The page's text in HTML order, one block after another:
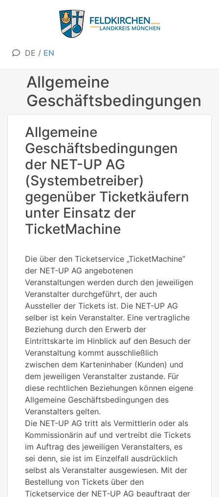
DE / EN
Allgemeine
Geschäftsbedingungen
Allgemeine
Geschäftsbedingungen
der NET-UP AG
(Systembetreiber)
gegenüber Ticketkäufern
unter Einsatz der
TicketMachine
Die über den Ticketservice „TicketMachine“
der NET-UP AG angebotenen
Veranstaltungen werden durch den jeweiligen
Veranstalter durchgeführt, der auch
Aussteller der Tickets ist. Die NET-UP AG
selber ist kein Veranstalter. Eine vertragliche
Beziehung durch den Erwerb der
Eintrittskarte im Hinblick auf den Besuch der
Veranstaltung kommt ausschließlich
zwischen dem Karteninhaber (Kunden) und
dem jeweiligen Veranstalter zustande. Für
diese rechtlichen Beziehungen können eigene
Allgemeine Geschäftsbedingungen des
Veranstalters gelten.
Die NET-UP AG tritt als Vermittlerin oder als
Kommissionärin auf und vertreibt die Tickets
im Auftrag des jeweiligen Veranstalters, es
sei denn, sie ist im Einzelfall ausdrücklich
selbst als Veranstalter ausgewiesen. Mit der
Bestellung von Tickets über den
Ticketservice der NET-UP AG beauftragt der